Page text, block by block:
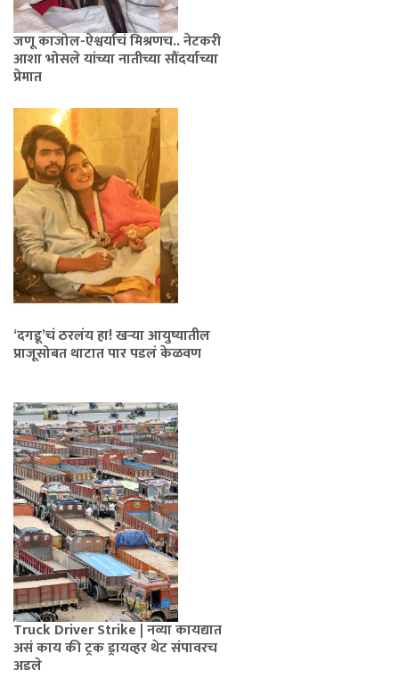
जणू काजोल-ऐश्वर्याचं मिश्रणच.. नेटकरी
आशा भोसले यांच्या नातीच्या सौंदर्याच्या
प्रेमात
‘दगडू’चं ठरलंय हा! खऱ्या आयुष्यातील
प्राजूसोबत थाटात पार पडलं केळवण
Truck Driver Strike | नव्या कायद्यात
असं काय की ट्रक ड्रायव्हर थेट संपावरच
अडले